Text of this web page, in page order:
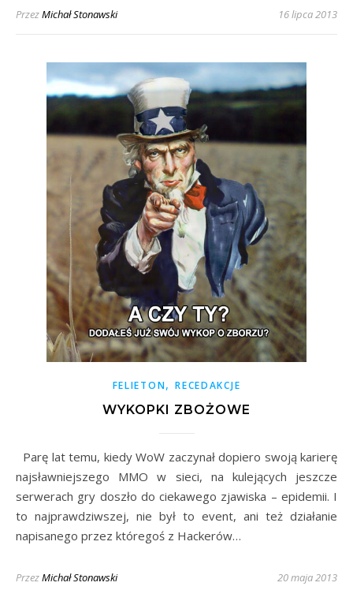
PrzezMichał Stonawski 16 lipca 2013
FELIETON,RECEDAKCJE
WYKOPKI ZBOŻOWE
Parę lat temu, kiedy WoW zaczynał dopiero swoją karierę
najsławniejszego MMO w sieci, na kulejących jeszcze
serwerach gry doszło do ciekawego zjawiska – epidemii. I
to najprawdziwszej, nie był to event, ani też działanie
napisanego przez któregoś z Hackerów…
PrzezMichał Stonawski 20 maja 2013